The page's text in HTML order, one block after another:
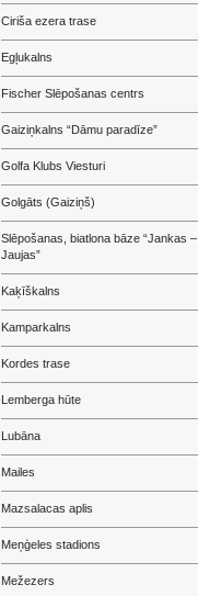
Ciriša ezera trase
Egļukalns
Fischer Slēpošanas centrs
Gaiziņkalns “Dāmu paradīze”
Golfa Klubs Viesturi
Golgāts (Gaiziņš)
Slēpošanas, biatlona bāze “Jankas –
Jaujas”
Kaķīškalns
Kamparkalns
Kordes trase
Lemberga hūte
Lubāna
Mailes
Mazsalacas aplis
Meņģeles stadions
Mežezers